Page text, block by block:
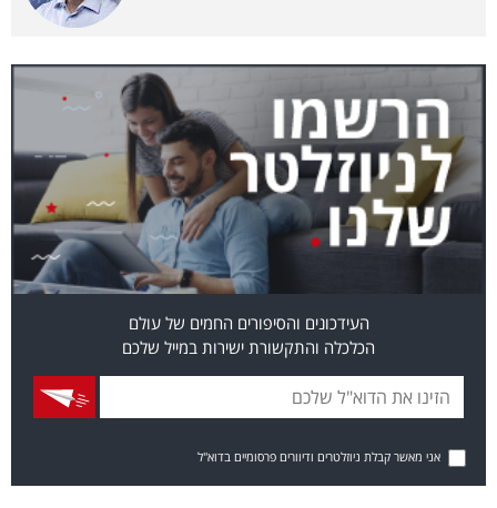
שיתופי
פעולה
דרושים
ניוזלטרים
מייל
אדום
העידכונים והסיפורים החמים של עולם
הכלכלה והתקשורת ישירות במייל שלכם
אני מאשר קבלת ניוזלטרים ודיוורים פרסומיים בדוא"ל